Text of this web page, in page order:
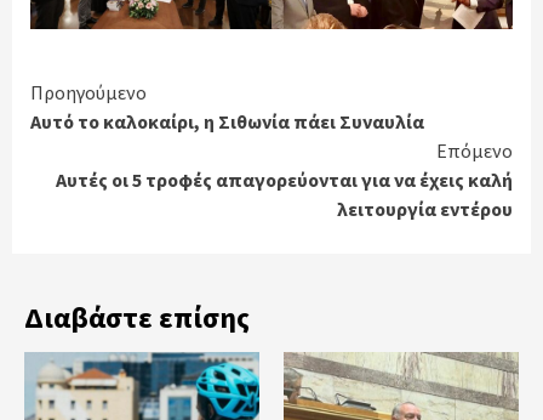
Continue
Reading
Προηγούμενο
Αυτό το καλοκαίρι, η Σιθωνία πάει Συναυλία
Επόμενο
Αυτές οι 5 τροφές απαγορεύονται για να έχεις καλή
λειτουργία εντέρου
Διαβάστε επίσης